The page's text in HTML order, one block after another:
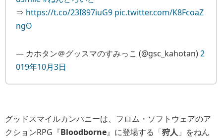
⇒ https://t.co/23I897iuG9 pic.twitter.com/K8FcoaZ
ngO
— カホタン＠グッスマのすみっこ (@gsc_kahotan)2
019年10月3日
グッドスマイルカンパニーは、フロム・ソフトウェアのア
クションRPG『Bloodborne』に登場する「狩人 」をねん